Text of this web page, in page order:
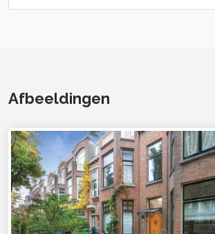
Afbeeldingen